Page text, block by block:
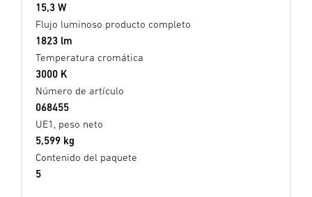
15,3 W
Flujo luminoso producto completo
1823 lm
Temperatura cromática
3000 K
Número de artículo
068455
UE1, peso neto
5,599 kg
Contenido del paquete
5